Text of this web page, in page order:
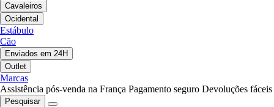
Cavaleiros
Ocidental
Estábulo
Cão
Enviados em 24H
Outlet
Marcas
Assistência pós-venda na França Pagamento seguro Devoluções fáceis
Pesquisar